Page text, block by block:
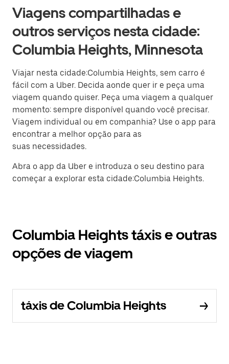
Viagens compartilhadas e
outros serviços nesta cidade:
Columbia Heights, Minnesota
Viajar nesta cidade:Columbia Heights, sem carro é
fácil com a Uber. Decida aonde quer ir e peça uma
viagem quando quiser. Peça uma viagem a qualquer
momento: sempre disponível quando você precisar.
Viagem individual ou em companhia? Use o app para
encontrar a melhor opção para as
suas necessidades.
Abra o app da Uber e introduza o seu destino para
começar a explorar esta cidade:Columbia Heights.
Columbia Heights táxis e outras
opções de viagem
táxis de Columbia Heights